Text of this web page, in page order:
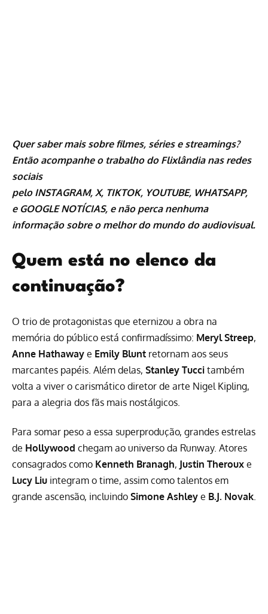
Quer saber mais sobre filmes, sériese streamings?
Então acompanhe o trabalho do Flixlândianas redes
sociais
pelo INSTAGRAM, X, TIKTOK, YOUTUBE, WHATSAPP,
e GOOGLE NOTÍCIAS, e não perca nenhuma
informação sobre o melhor do mundo do audiovisual.
Quem está no elenco da
continuação?
O trio de protagonistas que eternizou a obra na
memória do público está confirmadíssimo: Meryl Streep,
Anne Hathaway e Emily Blunt retornam aos seus
marcantes papéis. Além delas, Stanley Tucci também
volta a viver o carismático diretor de arte Nigel Kipling,
para a alegria dos fãs mais nostálgicos.
Para somar peso a essa superprodução, grandes estrelas
de Hollywood chegam ao universo da Runway. Atores
consagrados como Kenneth Branagh, Justin Theroux e
Lucy Liu integram o time, assim como talentos em
grande ascensão, incluindo Simone Ashley e B.J. Novak.